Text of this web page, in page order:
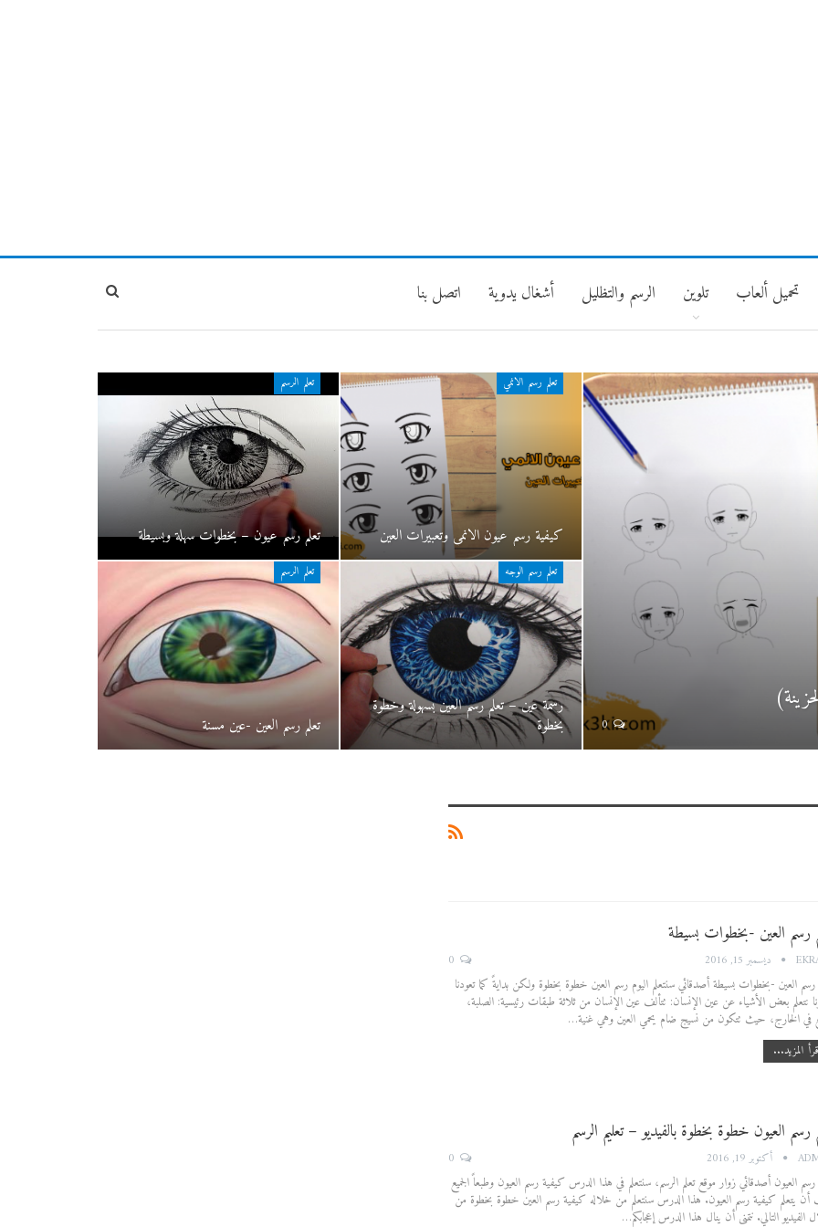
تحميل ألعاب تلوين الرسم والتظليل أشغال يدوية اتصل بنا
0
تعلم رسم الانمي
كيفية رسم عيون الانمي وتعبيرات العين
تعلم الرسم
تعلم رسم عيون – بخطوات سهلة وبسيطة
تعلم رسم الوجه
رسمة عين – تعلم رسم العين بسهولة وخطوة
بخطوة
تعلم الرسم
تعلم رسم العين -عين مسنة
رسم العين -بخطوات بسيطة
ديسمبر 15, 2016
رسم العين -بخطوات بسيطة أصدقائي سنتعلم اليوم رسم العين خطوة بخطوة ولكن بدايةً كما تعودنا
نتعلم بعض الأشياء عن عين الإنسان: تتألف عين الإنسان من ثلاثة طبقات رئيسية: الصلبة،
في الخارج، حيث تتكون من نسيج ضام يحمي العين وهي غنية…
المزيد...
رسم العيون خطوة بخطوة بالفيديو – تعليم الرسم
أكتوبر 19, 2016
رسم العيون أصدقائي زوار موقع تعلم الرسم، سنتعلم في هذا الدرس كيفية رسم العيون وطبعاً الجميع
يتعلم كيفية رسم العيون. هذا الدرس سنتعلم من خلاله كيفية رسم العين خطوة بخطوة من
الفيديو التالي. نتمنى أن ينال هذا الدرس إعجابكم…